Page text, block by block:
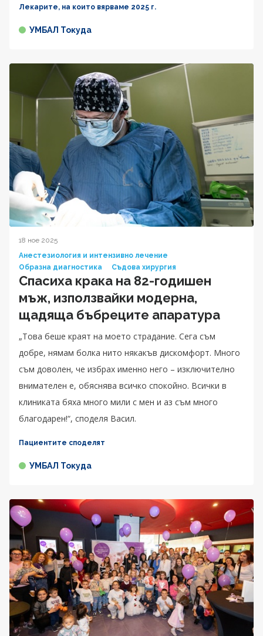
Лекарите, на които вярваме 2025 г.
УМБАЛ Токуда
18 ное 2025
Анестезиология и интензивно лечение
Образна диагностика
Съдова хирургия
Спасиха крака на 82-годишен
мъж, използвайки модерна,
щадяща бъбреците апаратура
„Това беше краят на моето страдание. Сега съм
добре, нямам болка нито някакъв дискомфорт. Много
съм доволен, че избрах именно него – изключително
внимателен е, обяснява всичко спокойно. Всички в
клиниката бяха много мили с мен и аз съм много
благодарен!“, споделя Васил.
Пациентите споделят
УМБАЛ Токуда